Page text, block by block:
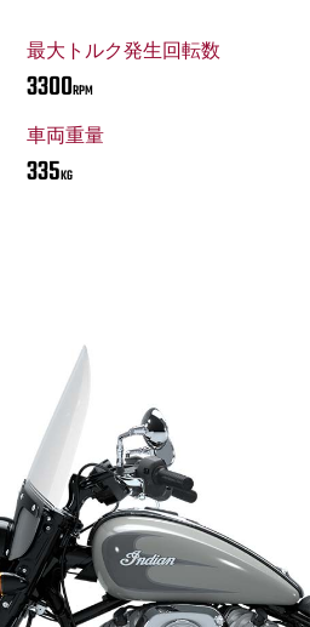
最大トルク発生回転数
3300RPM
車両重量
335KG